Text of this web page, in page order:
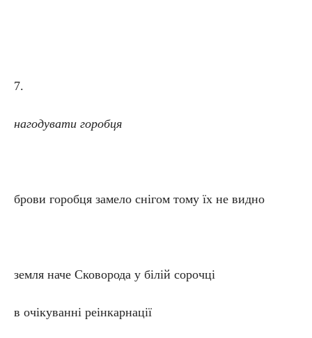
7.
нагодувати горобця
брови горобця замело снігом тому їх не видно
земля наче Сковорода у білій сорочці
в очікуванні реінкарнації